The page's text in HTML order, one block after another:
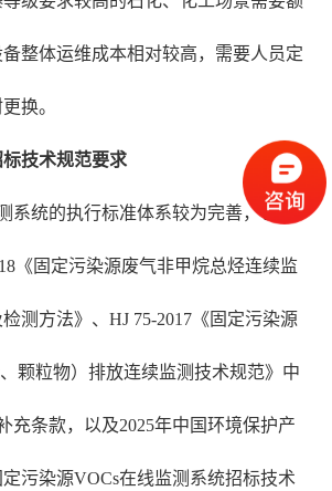
整体运维成本相对较高，需要人员定
换。
技术规范要求
系统的执行标准体系较为完善，包括*
《固定污染源废气非甲烷总烃连续监
测方法》、HJ 75-2017《固定污染源
颗粒物）排放连续监测技术规范》中
充条款，以及2025年中国环境保护产
污染源VOCs在线监测系统招标技术